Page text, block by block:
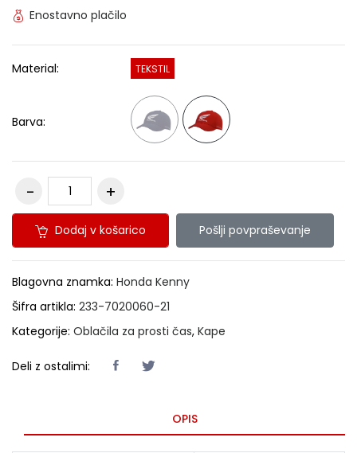
Enostavno plačilo
Material: TEKSTIL
Barva:
Dodaj v košarico Pošlji povpraševanje
Blagovna znamka: Honda Kenny
Šifra artikla: 233-7020060-21
Kategorije: Oblačila za prosti čas, Kape
Deli z ostalimi:
OPIS